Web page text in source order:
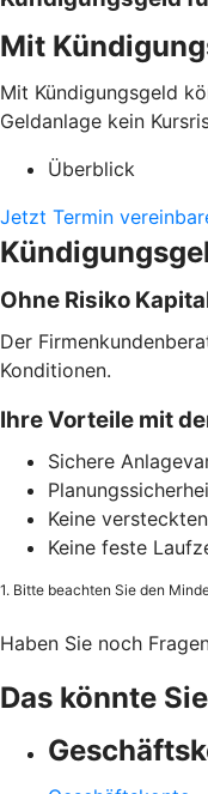
Mit
Mit Kündigungsgeld
Geldanlage kein
Überblick
Jetzt Termin
Ohne Risiko
Der
Konditionen.
Ihre Vorteile mit
Sichere
Keine
Keine feste
1. Bitte beachten Sie den
Haben Sie noch
Das könnte